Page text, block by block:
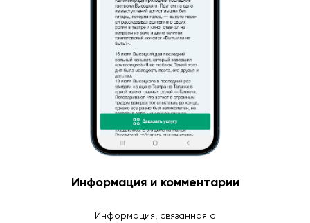
Информация и комментарии
Информация, связанная с